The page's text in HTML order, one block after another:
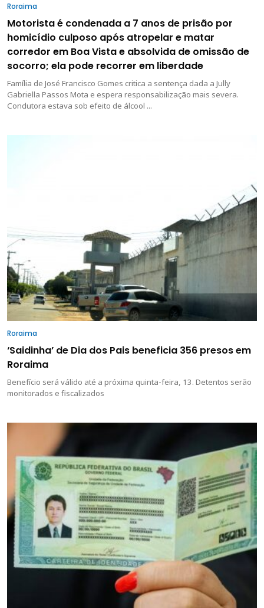
Roraima
Motorista é condenada a 7 anos de prisão por
homicídio culposo após atropelar e matar
corredor em Boa Vista e absolvida de omissão de
socorro; ela pode recorrer em liberdade
Família de José Francisco Gomes critica a sentença dada a Jully
Gabriella Passos Mota e espera responsabilização mais severa.
Condutora estava sob efeito de álcool ...
Roraima
‘Saidinha’ de Dia dos Pais beneficia 356 presos em
Roraima
Benefício será válido até a próxima quinta-feira, 13. Detentos serão
monitorados e fiscalizados